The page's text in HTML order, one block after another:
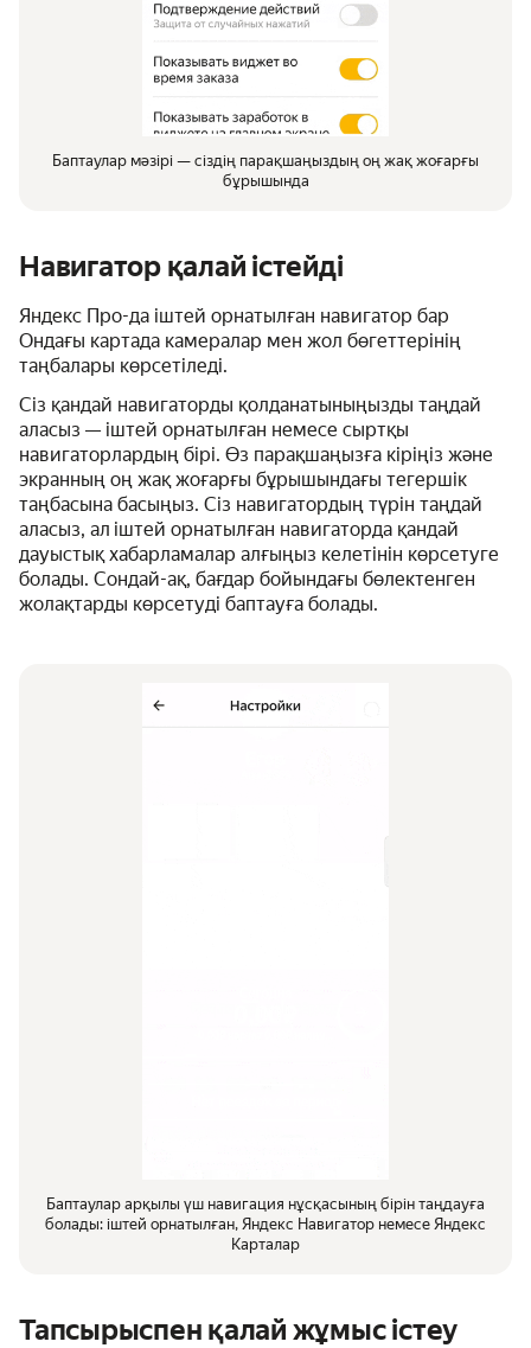
Баптаулар мәзірі — сіздің парақшаңыздың оң жақ жоғарғы
бұрышында
Навигатор қалай істейді
Яндекс Про-да іштей орнатылған навигатор бар
Ондағы картада камералар мен жол бөгеттерінің
таңбалары көрсетіледі.
Сіз қандай навигаторды қолданатыныңызды таңдай
аласыз — іштей орнатылған немесе сыртқы
навигаторлардың бірі. Өз парақшаңызға кіріңіз және
экранның оң жақ жоғарғы бұрышындағы тегершік
таңбасына басыңыз. Сіз навигатордың түрін таңдай
аласыз, ал іштей орнатылған навигаторда қандай
дауыстық хабарламалар алғыңыз келетінін көрсетуге
болады. Сондай-ақ, бағдар бойындағы бөлектенген
жолақтарды көрсетуді баптауға болады.
Баптаулар арқылы үш навигация нұсқасының бірін таңдауға
болады: іштей орнатылған, Яндекс Навигатор немесе Яндекс
Карталар
Тапсырыспен қалай жұмыс істеу